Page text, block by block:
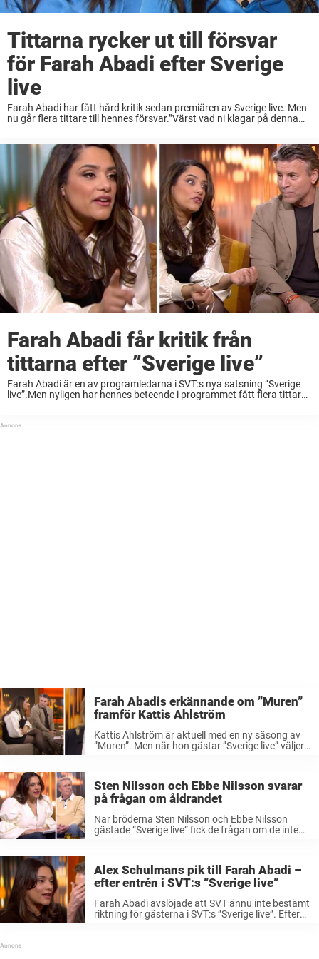
Tittarna rycker ut till försvar
för Farah Abadi efter Sverige
live
Farah Abadi har fått hård kritik sedan premiären av Sverige live. Men
nu går flera tittare till hennes försvar.”Värst vad ni klagar på denna
Farah Abadi får kritik från
tittarna efter ”Sverige live”
Farah Abadi är en av programledarna i SVT:s nya satsning ”Sverige
live”.Men nyligen har hennes beteende i programmet fått flera tittare
Farah Abadis erkännande om ”Muren”
framför Kattis Ahlström
Kattis Ahlström är aktuell med en ny säsong av
”Muren”. Men när hon gästar ”Sverige live” väljer
fredagen ...
Sten Nilsson och Ebbe Nilsson svarar
på frågan om åldrandet
När bröderna Sten Nilsson och Ebbe Nilsson
gästade ”Sverige live” fick de frågan om de inte
Alex Schulmans pik till Farah Abadi –
efter entrén i SVT:s ”Sverige live”
Farah Abadi avslöjade att SVT ännu inte bestämt
riktning för gästerna i SVT:s ”Sverige live”. Efter